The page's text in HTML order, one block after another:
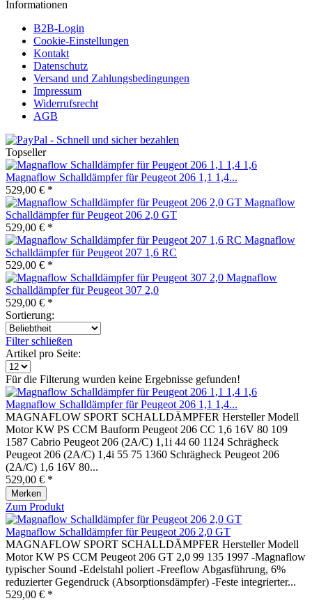
Informationen
B2B-Login
Cookie-Einstellungen
Kontakt
Datenschutz
Versand und Zahlungsbedingungen
Impressum
Widerrufsrecht
AGB
Topseller
Magnaflow Schalldämpfer für Peugeot 206 1,1 1,4...
529,00 € *
Magnaflow
Schalldämpfer für Peugeot 206 2,0 GT
529,00 € *
Magnaflow
Schalldämpfer für Peugeot 207 1,6 RC
529,00 € *
Magnaflow
Schalldämpfer für Peugeot 307 2,0
529,00 € *
Sortierung:
Filter schließen
Artikel pro Seite:
Für die Filterung wurden keine Ergebnisse gefunden!
Magnaflow Schalldämpfer für Peugeot 206 1,1 1,4...
MAGNAFLOW SPORT SCHALLDÄMPFER Hersteller Modell
Motor KW PS CCM Bauform Peugeot 206 CC 1,6 16V 80 109
1587 Cabrio Peugeot 206 (2A/C) 1,1i 44 60 1124 Schrägheck
Peugeot 206 (2A/C) 1,4i 55 75 1360 Schrägheck Peugeot 206
(2A/C) 1,6 16V 80...
529,00 € *
Merken
Zum Produkt
Magnaflow Schalldämpfer für Peugeot 206 2,0 GT
MAGNAFLOW SPORT SCHALLDÄMPFER Hersteller Modell
Motor KW PS CCM Peugeot 206 GT 2,0 99 135 1997 -Magnaflow
typischer Sound -Edelstahl poliert -Freeflow Abgasführung, 6%
reduzierter Gegendruck (Absorptionsdämpfer) -Feste integrierter...
529,00 € *